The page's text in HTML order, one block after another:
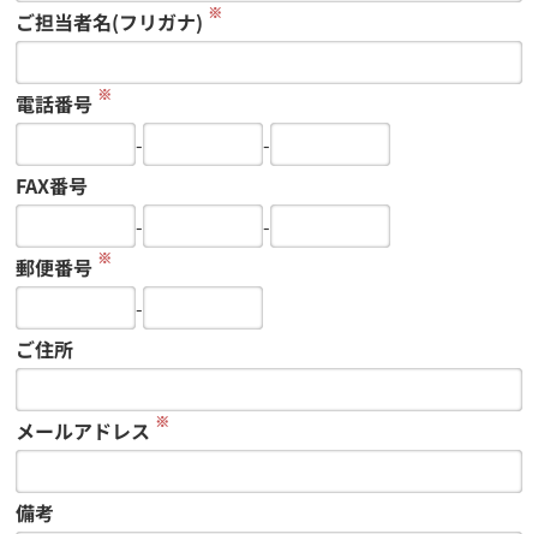
ご担当者名(フリガナ) ※
電話番号 ※
-
-
FAX番号
-
-
郵便番号 ※
-
ご住所
メールアドレス ※
備考